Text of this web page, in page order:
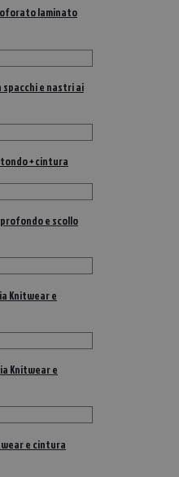
laminato
spacchi e nastri ai
+ cintura
e scollo
Knitwear e
Knitwear e
e cintura